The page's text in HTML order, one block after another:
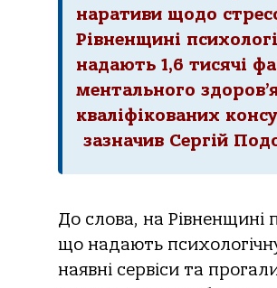
наративи щодо
Рівненщині
надають 1,6 тисячі
ментального
кваліфікованих
зазначив Сергій
До слова, на Рівненщині
що надають
наявні сервіси та